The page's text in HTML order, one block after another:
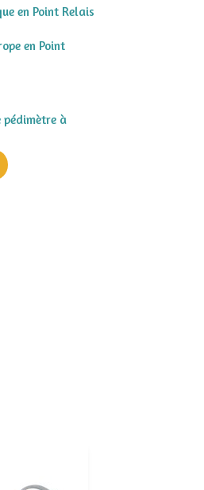
en Point Relais
en Point
à